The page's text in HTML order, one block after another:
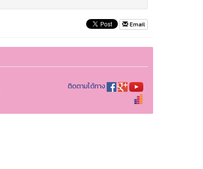
Email
ติดตามได้ทาง